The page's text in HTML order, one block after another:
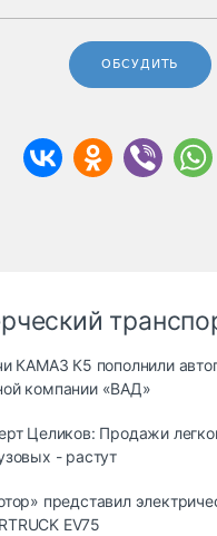
ОБСУДИТЬ
КАМАЗ К5 пополнили
компании «ВАД»
Целиков: Продажи
- растут
представил
EV75